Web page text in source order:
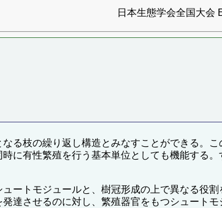
日本生態学会全国大会
る枝の繰り返し構造とみなすことができる。
に有性繁殖を行う基本単位としても機能する。
ートモジュールと、樹冠形成の上で異なる役
達させるのに対し、繁殖器官をもつシュート